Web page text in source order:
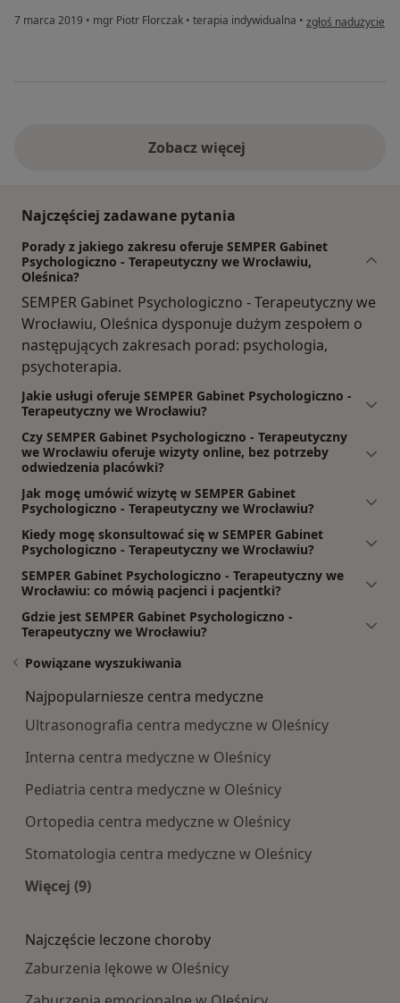
7 marca 2019 • mgr Piotr Florczak • terapia indywidualna • w opinii
zgłoś nadużycie
Zobacz więcej
Najczęściej zadawane pytania
Porady z jakiego zakresu oferuje SEMPER Gabinet
Psychologiczno - Terapeutyczny we Wrocławiu,
Oleśnica?
SEMPER Gabinet Psychologiczno - Terapeutyczny we
Wrocławiu, Oleśnica dysponuje dużym zespołem o
następujących zakresach porad: psychologia,
psychoterapia.
Jakie usługi oferuje SEMPER Gabinet Psychologiczno -
Terapeutyczny we Wrocławiu?
Czy SEMPER Gabinet Psychologiczno - Terapeutyczny
we Wrocławiu oferuje wizyty online, bez potrzeby
odwiedzenia placówki?
Jak mogę umówić wizytę w SEMPER Gabinet
Psychologiczno - Terapeutyczny we Wrocławiu?
Kiedy mogę skonsultować się w SEMPER Gabinet
Psychologiczno - Terapeutyczny we Wrocławiu?
SEMPER Gabinet Psychologiczno - Terapeutyczny we
Wrocławiu: co mówią pacjenci i pacjentki?
Gdzie jest SEMPER Gabinet Psychologiczno -
Terapeutyczny we Wrocławiu?
Powiązane wyszukiwania
Najpopularniesze centra medyczne
Ultrasonografia centra medyczne w Oleśnicy
Interna centra medyczne w Oleśnicy
Pediatria centra medyczne w Oleśnicy
Ortopedia centra medyczne w Oleśnicy
Stomatologia centra medyczne w Oleśnicy
Więcej (9)
Najczęście leczone choroby
Zaburzenia lękowe w Oleśnicy